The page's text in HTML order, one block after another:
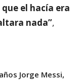
el hacía era
nada”,
Jorge Messi,